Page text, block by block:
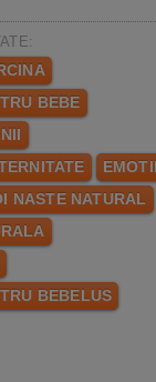
BEBE
EMOTII
NASTE NATURAL
BEBELUS